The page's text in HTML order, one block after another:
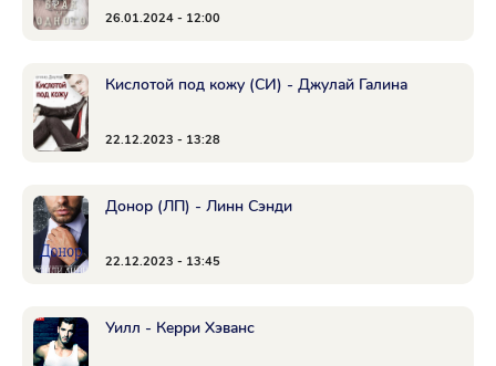
26.01.2024 - 12:00
Кислотой под кожу (СИ) - Джулай Галина
22.12.2023 - 13:28
Донор (ЛП) - Линн Сэнди
22.12.2023 - 13:45
Уилл - Керри Хэванс